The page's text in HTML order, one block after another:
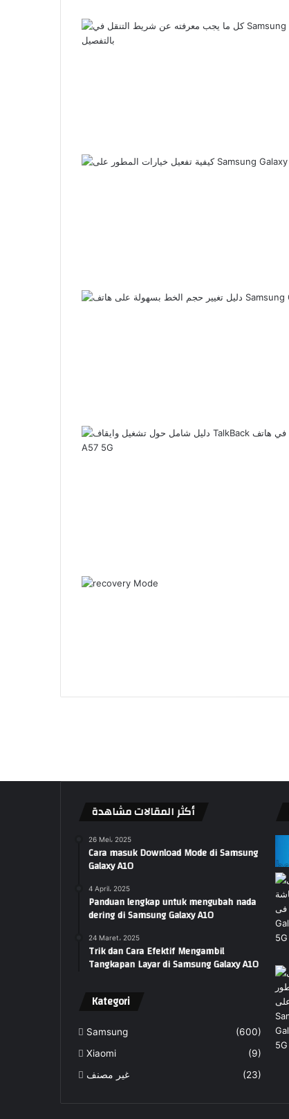
أكثر المقالات مشاهدة
26 Mei، 2025
Cara masuk Download Mode di Samsung
Galaxy A10
4 April، 2025
Panduan lengkap untuk mengubah nada
dering di Samsung Galaxy A10
24 Maret، 2025
Trik dan Cara Efektif Mengambil
Tangkapan Layar di Samsung Galaxy A10
Kategori
Samsung
(600)
Xiaomi
(9)
غير مصنف
(23)